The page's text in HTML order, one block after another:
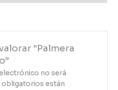
“Palmera
no será
obligatorios están